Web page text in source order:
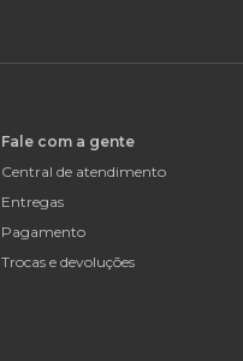
Fale com a gente
Central de atendimento
Entregas
Pagamento
Trocas e devoluções